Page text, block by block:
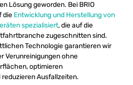
Lösung geworden. Bei BRIO
die Entwicklung und Herstellung von
spezialisiert, die auf die
zugeschnitten sind.
Technologie garantieren wir
Verunreinigungen ohne
optimieren
Ausfallzeiten.